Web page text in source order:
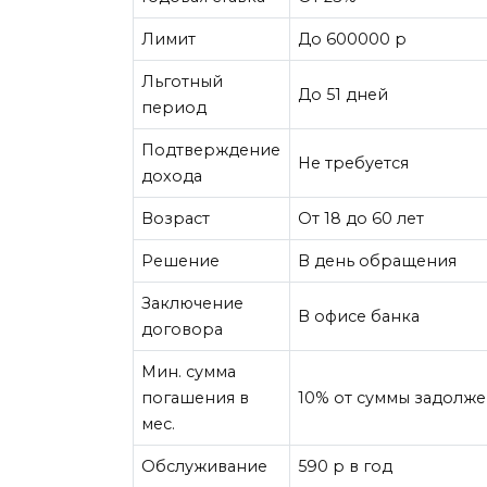
Лимит До 600000 p
Льготный
период
До 51 дней
Подтверждение
дохода
Не требуется
Возраст От 18 до 60 лет
Решение В день обращения
Заключение
договора
В офисе банка
Мин. сумма
погашения в
мес.
10% от суммы
Обслуживание 590 p в год